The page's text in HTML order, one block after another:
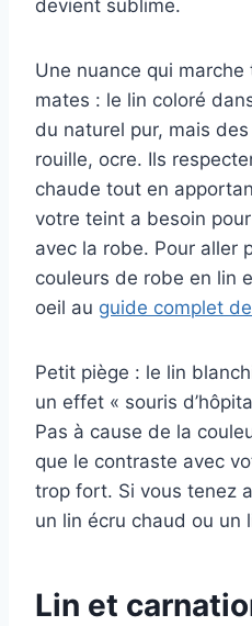
devient sublime.
Une nuance qui
mates : le lin coloré
du naturel pur, mais
rouille, ocre. Ils
chaude tout en
votre teint a besoin
avec la robe. Pour aller
couleurs de robe en lin
oeil au guide complet
Petit piège : le lin
un effet « souris
Pas à cause de la
que le contraste avec
trop fort. Si vous tenez
un lin écru chaud ou un
Lin et